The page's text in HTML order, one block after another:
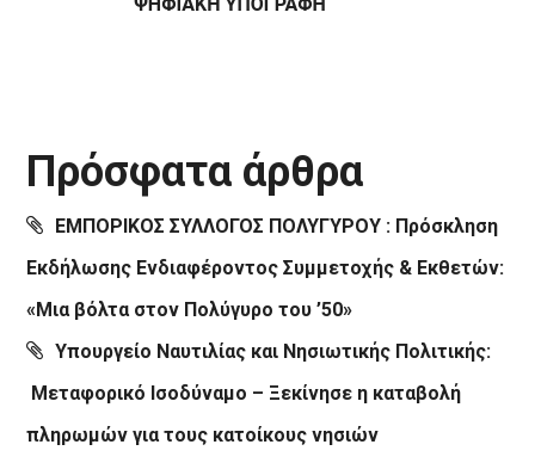
Πρόσφατα άρθρα
ΕΜΠΟΡΙΚΟΣ ΣΥΛΛΟΓΟΣ ΠΟΛΥΓΥΡΟΥ : Πρόσκληση
Εκδήλωσης Ενδιαφέροντος Συμμετοχής & Εκθετών:
«Μια βόλτα στον Πολύγυρο του ’50»
Υπουργείο Ναυτιλίας και Νησιωτικής Πολιτικής:
Μεταφορικό Ισοδύναμο – Ξεκίνησε η καταβολή
πληρωμών για τους κατοίκους νησιών